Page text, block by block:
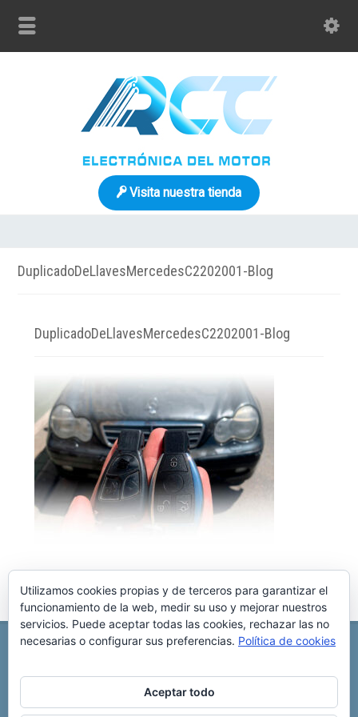
Visita nuestra tienda
DuplicadoDeLlavesMercedesC2202001-Blog
DuplicadoDeLlavesMercedesC2202001-Blog
REPARACIÓN CENTRALITA DE COCHE
C/ Virgen del pilar, 6 ,
Copyright © 2025 Reparación Centralita De Coche
Utilizamos cookies propias y de terceros para garantizar el
funcionamiento de la web, medir su uso y mejorar nuestros
servicios. Puede aceptar todas las cookies, rechazar las no
necesarias o configurar sus preferencias. Política de cookies
Aceptar todo